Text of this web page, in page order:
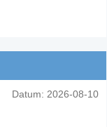
Datum: 2026-08-10